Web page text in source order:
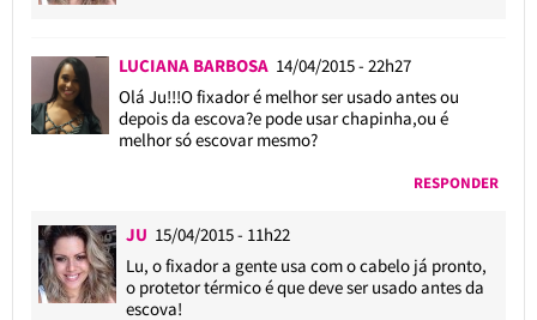
LUCIANA BARBOSA 14/04/2015 - 22h27
Olá Ju!!!O fixador é melhor ser usado antes ou
depois da escova?e pode usar chapinha,ou é
melhor só escovar mesmo?
RESPONDER
JU 15/04/2015 - 11h22
Lu, o fixador a gente usa com o cabelo já pronto,
o protetor térmico é que deve ser usado antes da
escova!